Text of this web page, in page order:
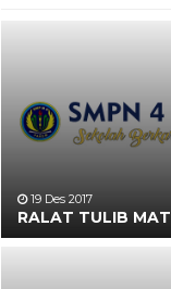
19 Des 2017
RALAT TULIB